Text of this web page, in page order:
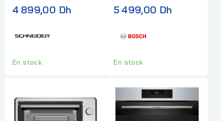
ENCASTRABLE 60CM
NOIR/INOX
4 899,00 Dh
En stock
ELECTRIQUE
MULTIFONCTION SERIE 4
5 499,00 Dh
En stock